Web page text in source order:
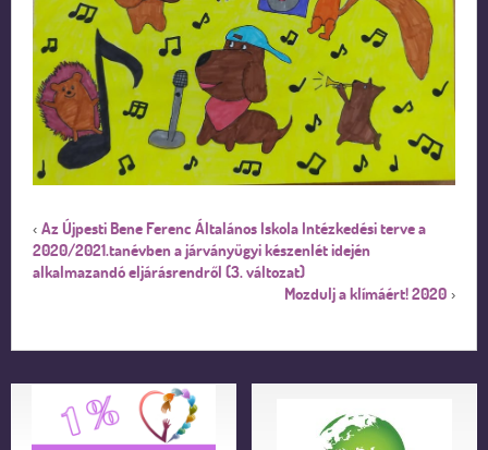
‹ Az Újpesti Bene Ferenc Általános Iskola Intézkedési terve a
2020/2021.tanévben a járványügyi készenlét idején
alkalmazandó eljárásrendről (3. változat)
Mozdulj a klímáért! 2020 ›